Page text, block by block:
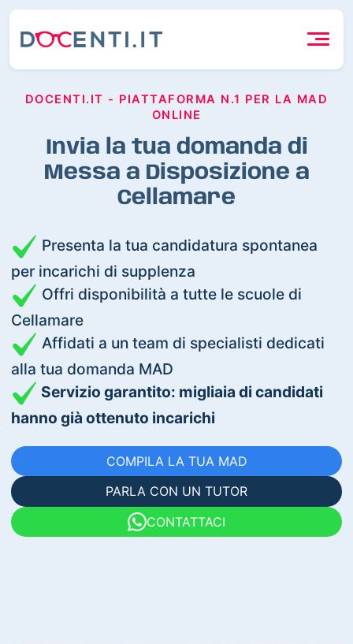
DOCENTI.IT - PIATTAFORMA N.1 PER LA MAD
ONLINE
Invia la tua domanda di
Messa a Disposizione a
Cellamare
Presenta la tua candidatura spontanea
per incarichi di supplenza
Offri disponibilità a tutte le scuole di
Cellamare
Affidati a un team di specialisti dedicati
alla tua domanda MAD
Servizio garantito: migliaia di candidati
hanno già ottenuto incarichi
COMPILA LA TUA MAD
PARLA CON UN TUTOR
CONTATTACI